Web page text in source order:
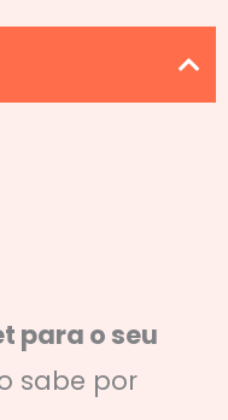
para o seu
sabe por